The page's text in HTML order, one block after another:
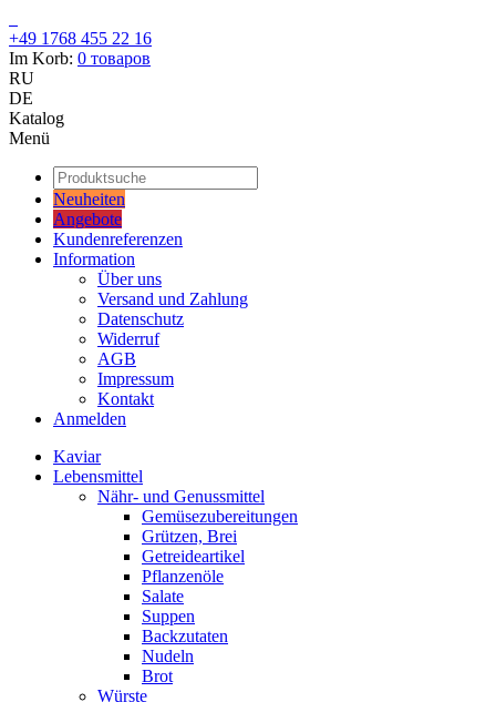
+49 1768 455 22 16
Im Korb: 0 товаров
RU
DE
Katalog
Menü
Neuheiten
Angebote
Kundenreferenzen
Information
Über uns
Versand und Zahlung
Datenschutz
Widerruf
AGB
Impressum
Kontakt
Anmelden
Kaviar
Lebensmittel
Nähr- und Genussmittel
Gemüsezubereitungen
Grützen, Brei
Getreideartikel
Pflanzenöle
Salate
Suppen
Backzutaten
Nudeln
Brot
Würste